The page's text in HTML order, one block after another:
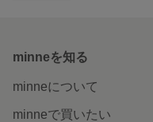
minneを知る
minneについて
minneで買いたい